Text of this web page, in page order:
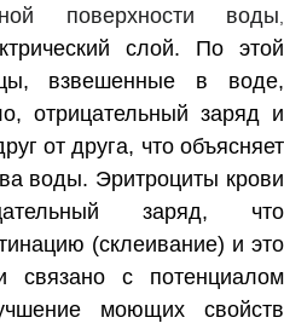
поверхности воды
слой. По этой
взвешенные в воде,
отрицательный заряд и
от друга, что объясняет
воды. Эритроциты крови
заряд, что
(склеивание) и это
связано с потенциалом
моющих свойств